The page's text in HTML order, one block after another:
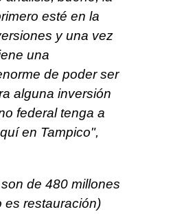
esté en la
y una vez
una
de poder ser
alguna inversión
federal tenga a
en Tampico",
de 480 millones
es restauración)